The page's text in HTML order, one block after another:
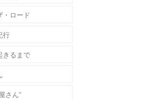
・ロード
行
きるまで
さん”